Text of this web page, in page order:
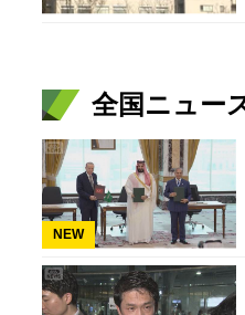
全国ニュー
NEW